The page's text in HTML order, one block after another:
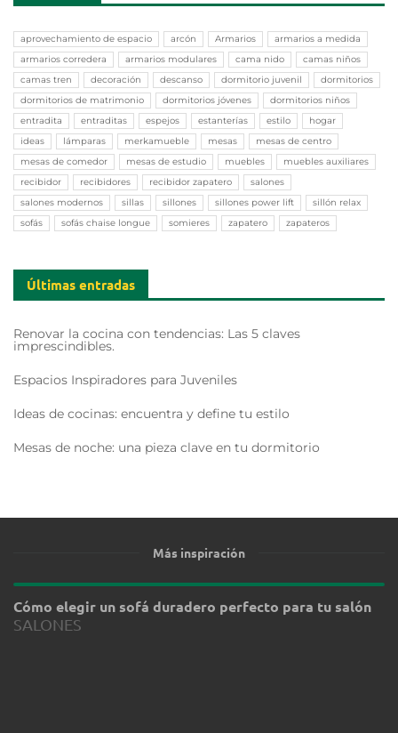
aprovechamiento de espacio arcón Armarios
armarios a medida
armarios corredera
armarios modulares cama nido
camas niños
camas tren
decoración descanso dormitorio juvenil
dormitorios
dormitorios de matrimonio
dormitorios jóvenes
dormitorios niños
entradita
entraditas espejos estanterías estilo
hogar
ideas
lámparas merkamueble mesas
mesas de centro
mesas de comedor
mesas de estudio muebles
muebles auxiliares
recibidor
recibidores recibidor zapatero
salones
salones modernos
sillas sillones sillones power lift
sillón relax
sofás
sofás chaise longue somieres zapatero zapateros
Últimas entradas
Renovar la cocina con tendencias: Las 5 claves
imprescindibles.
Espacios Inspiradores para Juveniles
Ideas de cocinas: encuentra y define tu estilo
Mesas de noche: una pieza clave en tu dormitorio
Más inspiración
Cómo elegir un sofá duradero perfecto para tu salón
SALONES